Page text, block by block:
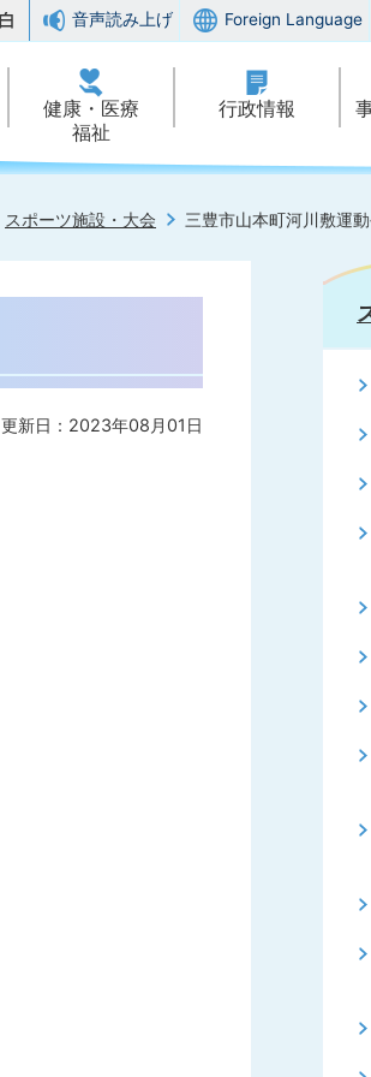
音声読み上げ Foreign Language
健康・医療
福祉
行政情報
スポーツ施設・大会 三豊市山本町河川敷運
更新日：2023年08月01日